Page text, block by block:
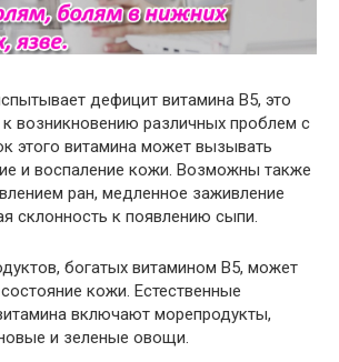
дефицит витамина B5, это
возникновению различных проблем с
этого витамина может вызывать
и воспаление кожи. Возможны также
ран, медленное заживление
склонность к появлению сыпи.
богатых витамином B5, может
кожи. Естественные
включают морепродукты,
и зеленые овощи.